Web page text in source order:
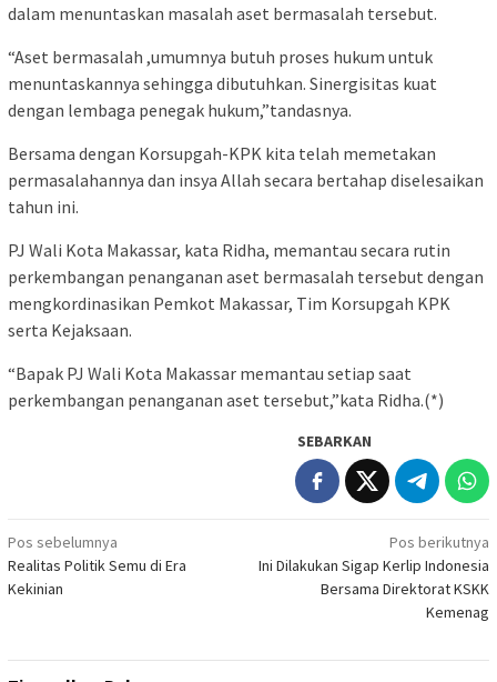
dalam menuntaskan masalah aset bermasalah tersebut.
“Aset bermasalah ,umumnya butuh proses hukum untuk
menuntaskannya sehingga dibutuhkan. Sinergisitas kuat
dengan lembaga penegak hukum,”tandasnya.
Bersama dengan Korsupgah-KPK kita telah memetakan
permasalahannya dan insya Allah secara bertahap diselesaikan
tahun ini.
PJ Wali Kota Makassar, kata Ridha, memantau secara rutin
perkembangan penanganan aset bermasalah tersebut dengan
mengkordinasikan Pemkot Makassar, Tim Korsupgah KPK
serta Kejaksaan.
“Bapak PJ Wali Kota Makassar memantau setiap saat
perkembangan penanganan aset tersebut,”kata Ridha.(*)
SEBARKAN
Navigasi
pos
Pos sebelumnya
Realitas Politik Semu di Era
Kekinian
Pos berikutnya
Ini Dilakukan Sigap Kerlip Indonesia
Bersama Direktorat KSKK
Kemenag